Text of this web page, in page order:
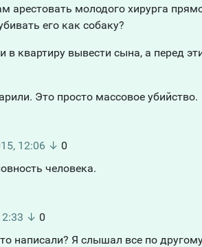
арестовать молодого хирурга
его как собаку?
в квартиру вывести сына, а перед
Это просто массовое убийство.
12:06 ↓ 0
человека.
↓ 0
написали? Я слышал все по